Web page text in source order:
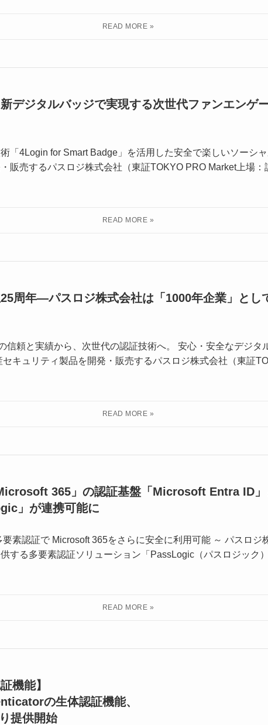
新デジタルバッジで実現する次世代ファンエンゲ
「4Login for Smart Badge」を活用した安全で楽しいソーシ
販売するパスロジ株式会社（東証TOKYO PRO Market上場
周年―パスロジ株式会社は「1000年企業」とし
信頼と実績から、次世代の認証技術へ。 安心・安全なデジタ
キュリティ製品を開発・販売するパスロジ株式会社（東証
365」の認証基盤「Microsoft Entra ID
」が連携可能に
素認証で Microsoft 365をさらに安全に利用可能 ～ パスロジ
する多要素認証ソリューション「PassLogic（パスロジック
機能】
の生体認証機能、
提供開始